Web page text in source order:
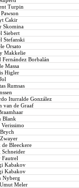
Turpin
Cakir
Skomina
Siebert
Stefanski
Orsato
Makkelie
Fernández Borbalán
Massa
Higler
Rumsas
Iturralde González
van de Graaf
Blank
Verissimo
de Bleeckere
Schneider
Fautrel
Kabakov
Kabakov
Nyberg
Meler